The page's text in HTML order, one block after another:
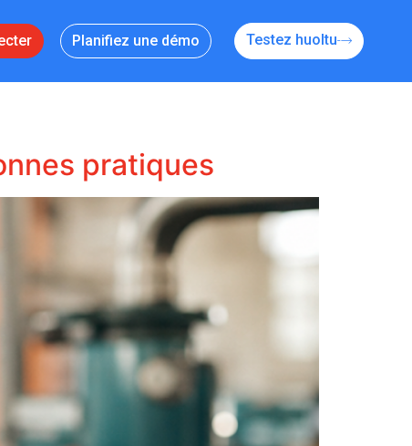
Planifiez une démo Testez huoltu
pratiques